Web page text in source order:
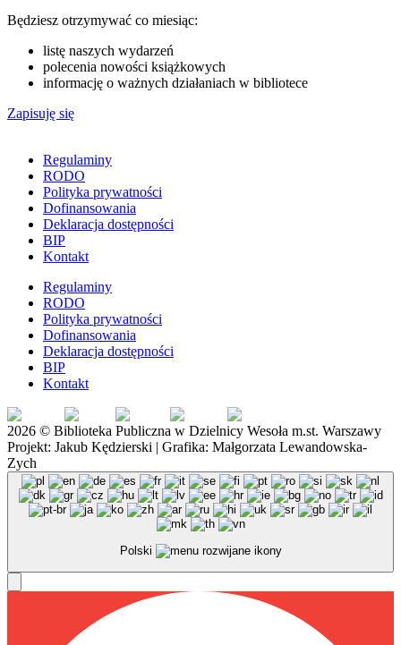
Będziesz otrzymywać co miesiąc:
listę naszych wydarzeń
polecenia nowości książkowych
informację o ważnych działaniach w bibliotece
Zapisuję się
Regulaminy
RODO
Polityka prywatności
Dofinansowania
Deklaracja dostępności
BIP
Kontakt
Regulaminy
RODO
Polityka prywatności
Dofinansowania
Deklaracja dostępności
BIP
Kontakt
2026 © Biblioteka Publiczna w Dzielnicy Wesoła m.st. Warszawy
Projekt: Jakub Kędzierski | Grafika: Małgorzata Lewandowska-
Zych
Polski